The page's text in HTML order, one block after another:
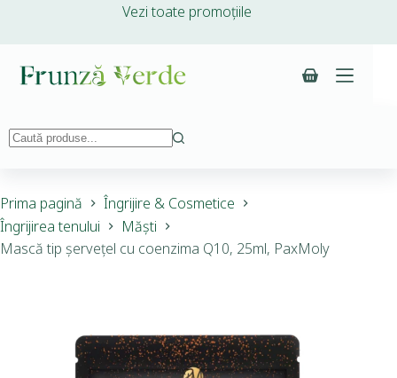
Vezi toate promoțiile
Prima pagină
Îngrijire & Cosmetice
Îngrijirea tenului
Măști
Mască tip șervețel cu coenzima Q10, 25ml, PaxMoly